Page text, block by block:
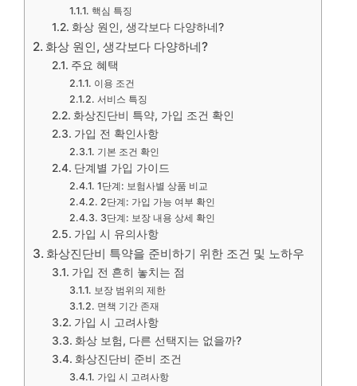
핵심 특징
화상 원인, 생각보다 다양하네?
화상 원인, 생각보다 다양하네?
주요 혜택
이용 조건
서비스 특징
화상진단비 특약, 가입 조건 확인
가입 전 확인사항
기본 조건 확인
단계별 가입 가이드
1단계: 보험사별 상품 비교
2단계: 가입 가능 여부 확인
3단계: 보장 내용 상세 확인
가입 시 유의사항
화상진단비 특약을 준비하기 위한 조건 및 노하우
가입 전 흔히 놓치는 점
보장 범위의 제한
면책 기간 존재
가입 시 고려사항
화상 보험, 다른 선택지는 없을까?
화상진단비 준비 조건
가입 시 고려사항